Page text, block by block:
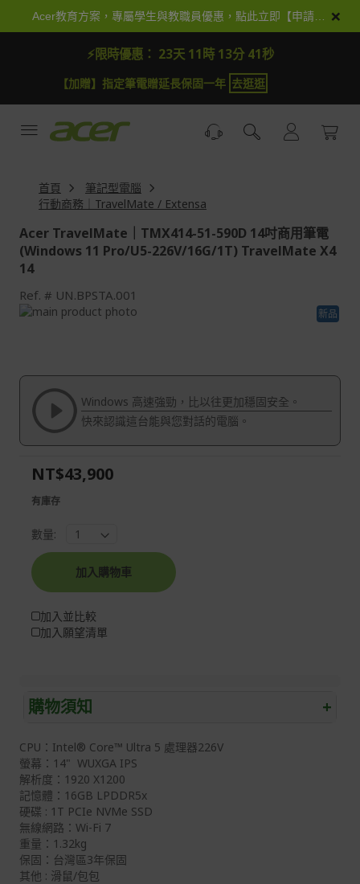
×
⚡限時優惠： 23天 11時 13分 39秒
【加抽】全館Acer商品登錄再抽iPhone 18試運氣
首頁
筆記型電腦
行動商務｜TravelMate / Extensa
Acer TravelMate｜TMX414-51-590D 14吋商用筆電
(Windows 11 Pro/U5-226V/16G/1T) TravelMate X4
14
Ref. UN.BPSTA.001
Skip
of
images
gallery
新品
beginning
the
images
gallery
Windows 高速強勁，比以往更加穩固安全。
快來認識這台能與您對話的電腦。
購物須知 +
退/換貨須知
本網站消費者享有商品到貨七天鑑賞期之權益(鑑賞期並非
試用期)。
到貨七天內消費者有權申請退貨或換貨；超過七天以上(含
假日)，恕無法辦理。
退回之商品必須是全新狀態且完整包裝(含商品、附件、包
裝、紙箱及所有附隨文件或資料)。
CPU：Intel® Core™ Ultra 5 處理器226V
螢幕：14" WUXGA IPS
解析度：1920 X1200
記憶體：16GB LPDDR5x
硬碟 : 1T PCIe NVMe SSD
無線網路：Wi-Fi 7
重量：1.32kg
保固：台灣區3年保固
其他 : 滑鼠/包包
NT$43,900
有庫存
數量:
加入購物車
加入並比較
加入願望清單